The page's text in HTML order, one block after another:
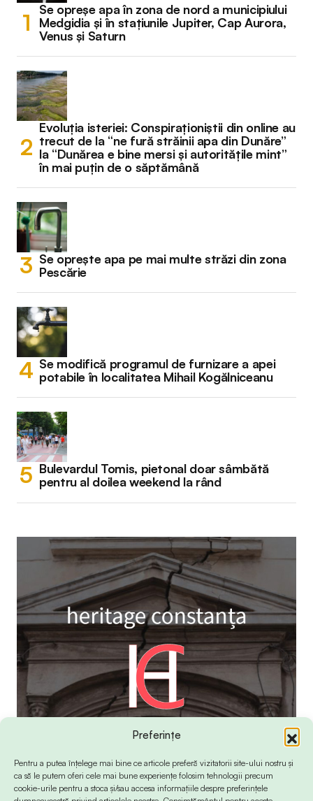
Preferințe
Pentru a putea înțelege mai bine ce articole preferă vizitatorii site-ului nostru și
ca să le putem oferi cele mai bune experiențe folosim tehnologii precum
cookie-urile pentru a stoca și/sau accesa informațiile despre preferințele
Se opreșe apa în zona de nord a municipiului
Medgidia și în stațiunile Jupiter, Cap Aurora,
Venus și Saturn
Evoluția isteriei: Conspiraționiștii din online au
trecut de la “ne fură străinii apa din Dunăre”
la “Dunărea e bine mersi și autoritățile mint”
în mai puțin de o săptămână
Se oprește apa pe mai multe străzi din zona
Pescărie
Se modifică programul de furnizare a apei
potabile în localitatea Mihail Kogălniceanu
Bulevardul Tomis, pietonal doar sâmbătă
pentru al doilea weekend la rând